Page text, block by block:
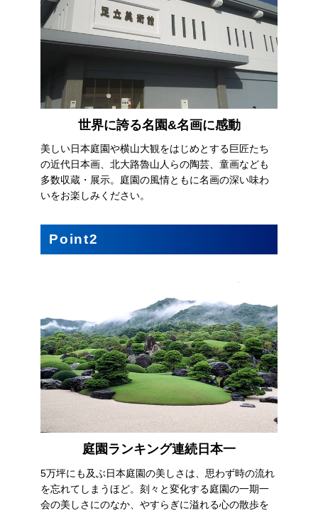
世界に誇る名園&名画に感動
美しい日本庭園や横山大観をはじめとする巨匠たち
の近代日本画、北大路魯山人らの陶芸、童画なども
多数収蔵・展示。庭園の風情ともに名画の深い味わ
いをお楽しみください。
Point2
庭園ランキング連続日本一
5万坪にも及ぶ日本庭園の美しさは、思わず時の流れ
を忘れてしまうほど。刻々と変化する庭園の一期一
会の美しさにのなか、やすらぎに溢れる心の散歩を